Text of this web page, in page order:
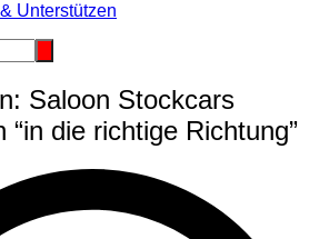
Unterstützen
Saloon Stockcars
“in die richtige Richtung”